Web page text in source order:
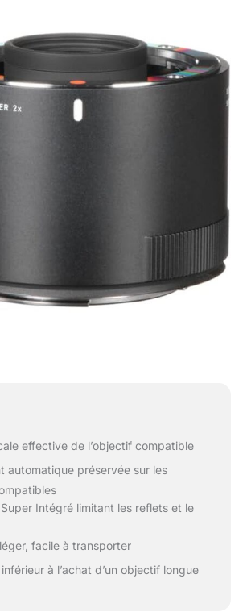
effective de l’objectif compatible
automatique préservée sur les
Intégré limitant les reflets et le
facile à transporter
à l’achat d’un objectif longue